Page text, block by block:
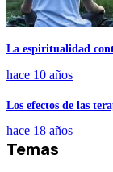
La espiritualidad
hace 10 años
Los efectos de las
hace 18 años
Temas